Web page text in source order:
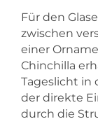
Für den
zwischen
einer
Chinchilla
Tageslicht in
der direkte
durch die